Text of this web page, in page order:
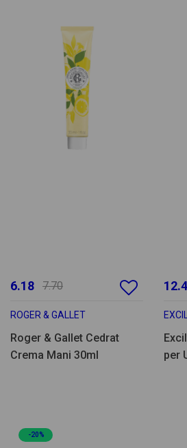
6.18 7.70
ROGER & GALLET
Roger & Gallet Cedrat
Crema Mani 30ml
per
-20%